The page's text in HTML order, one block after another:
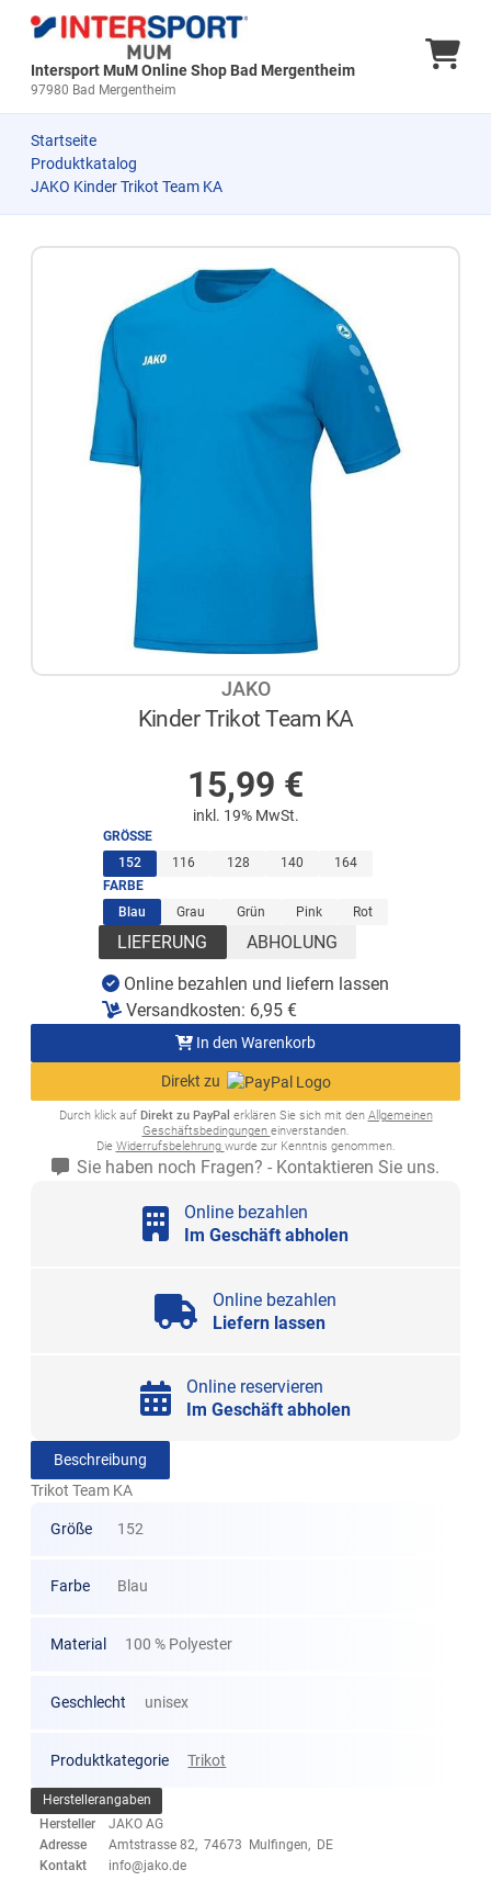
Intersport MuM Online Shop Bad Mergentheim
97980 Bad Mergentheim
Startseite
Produktkatalog
JAKO Kinder Trikot Team KA
JAKO
Kinder Trikot Team KA
15,99 €
inkl. 19% MwSt.
GRÖSSE
152 (ausgewählt)
116 128 140
164
FARBE
Blau (ausgewählt)
Grau Grün Pink Rot
LIEFERUNG ABHOLUNG
Online bezahlen und liefern lassen
Versandkosten: 6,95 €
In den Warenkorb
Direkt zu
Durch klick auf Direkt zu PayPal erklären Sie sich mit den Allgemeinen
Geschäftsbedingungen einverstanden.
Die Widerrufsbelehrung wurde zur Kenntnis genommen.
Sie haben noch Fragen? - Kontaktieren Sie uns.
Online bezahlen
Im Geschäft abholen
Online bezahlen
Liefern lassen
Online reservieren
Im Geschäft abholen
Beschreibung
Trikot Team KA
Größe 152
Farbe Blau
Material 100 % Polyester
Geschlecht unisex
Produktkategorie Trikot
Herstellerangaben
Hersteller
JAKO AG
Adresse
Amtstrasse 82, 74673 Mulfingen, DE
Kontakt
info@jako.de